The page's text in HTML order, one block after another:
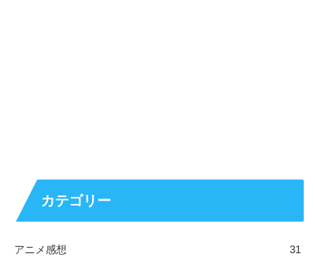
カテゴリー
アニメ感想 31